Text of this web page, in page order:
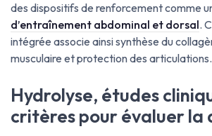
des dispositifs de renforcement comme
d’entraînement abdominal et dorsal.
intégrée associe ainsi synthèse du
musculaire et protection des articulations.
Hydrolyse, études
critères pour évaluer la